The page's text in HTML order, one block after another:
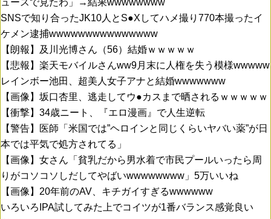
SNSで知り合ったJK10人とS●Xしてハメ撮り770本撮ったイ
ケメン逮捕wwwwwwwwwwwwwww
【朗報】及川光博さん（56）結婚ｗｗｗｗｗ
【悲報】楽天モバイルさんww9月末に人権を失う模様wwwww
レインボー池田、超美人女子アナと結婚wwwwwww
【画像】坂口杏里、逃走してウ●カスまで晒されるｗｗｗｗｗ
【衝撃】34歳ニート、『エロ漫画』で人生逆転
【警告】医師「米国では”ヘロインと同じくらいヤバい薬”が日
本では平気で処方されてる」
【画像】女さん「貧乳だから男水着で市民プールいったら周
りがコソコソしだしてやばいwwwwwwww」5万いいね
【画像】20年前のAV、キチガイすぎるwwwwww
いろいろIPA試してみた上でコイツが1番バランス感覚良い